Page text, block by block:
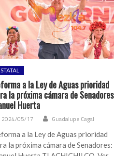
a la Ley de Aguas prioridad
la próxima cámara de
Huerta
2024/05/17 Guadalupe Cagal
a la Ley de Aguas prioridad
la próxima cámara de Senadores: